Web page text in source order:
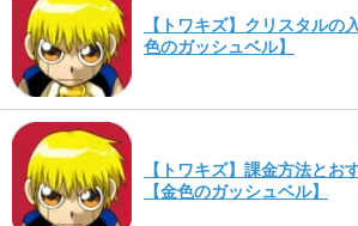
【トワキズ】クリスタルの
色のガッシュベル】
【トワキズ】課金方法とお
【金色のガッシュベル】